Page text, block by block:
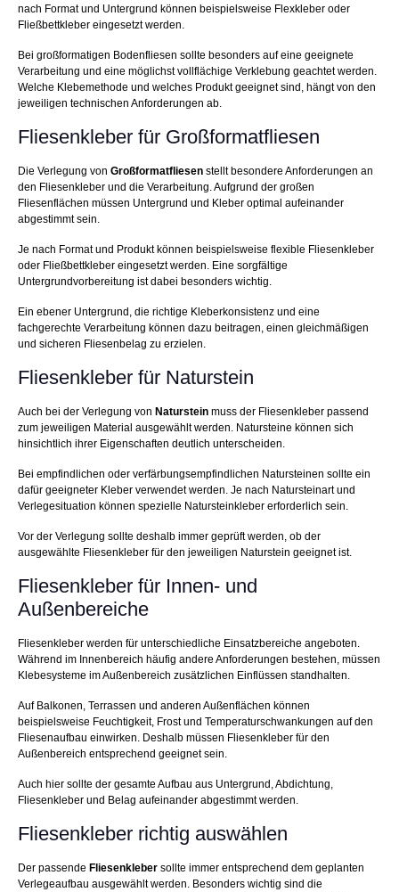
nach Format und Untergrund können beispielsweise Flexkleber oder
Fließbettkleber eingesetzt werden.
Bei großformatigen Bodenfliesen sollte besonders auf eine geeignete
Verarbeitung und eine möglichst vollflächige Verklebung geachtet werden.
Welche Klebemethode und welches Produkt geeignet sind, hängt von den
jeweiligen technischen Anforderungen ab.
Fliesenkleber für Großformatfliesen
Die Verlegung von Großformatfliesen stellt besondere Anforderungen an
den Fliesenkleber und die Verarbeitung. Aufgrund der großen
Fliesenflächen müssen Untergrund und Kleber optimal aufeinander
abgestimmt sein.
Je nach Format und Produkt können beispielsweise flexible Fliesenkleber
oder Fließbettkleber eingesetzt werden. Eine sorgfältige
Untergrundvorbereitung ist dabei besonders wichtig.
Ein ebener Untergrund, die richtige Kleberkonsistenz und eine
fachgerechte Verarbeitung können dazu beitragen, einen gleichmäßigen
und sicheren Fliesenbelag zu erzielen.
Fliesenkleber für Naturstein
Auch bei der Verlegung von Naturstein muss der Fliesenkleber passend
zum jeweiligen Material ausgewählt werden. Natursteine können sich
hinsichtlich ihrer Eigenschaften deutlich unterscheiden.
Bei empfindlichen oder verfärbungsempfindlichen Natursteinen sollte ein
dafür geeigneter Kleber verwendet werden. Je nach Natursteinart und
Verlegesituation können spezielle Natursteinkleber erforderlich sein.
Vor der Verlegung sollte deshalb immer geprüft werden, ob der
ausgewählte Fliesenkleber für den jeweiligen Naturstein geeignet ist.
Fliesenkleber für Innen- und
Außenbereiche
Fliesenkleber werden für unterschiedliche Einsatzbereiche angeboten.
Während im Innenbereich häufig andere Anforderungen bestehen, müssen
Klebesysteme im Außenbereich zusätzlichen Einflüssen standhalten.
Auf Balkonen, Terrassen und anderen Außenflächen können
beispielsweise Feuchtigkeit, Frost und Temperaturschwankungen auf den
Fliesenaufbau einwirken. Deshalb müssen Fliesenkleber für den
Außenbereich entsprechend geeignet sein.
Auch hier sollte der gesamte Aufbau aus Untergrund, Abdichtung,
Fliesenkleber und Belag aufeinander abgestimmt werden.
Fliesenkleber richtig auswählen
Der passende Fliesenkleber sollte immer entsprechend dem geplanten
Verlegeaufbau ausgewählt werden. Besonders wichtig sind die